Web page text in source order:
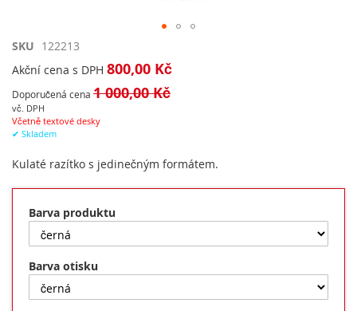
Přeskočit
začátek
galerie
s
obrázky
SKU 122213
Akční cena s DPH 800,00 Kč
Doporučená cena 1 000,00 Kč
vč. DPH
Včetně textové desky
✔ Skladem
Kulaté razítko s jedinečným formátem.
Barva produktu
Barva otisku